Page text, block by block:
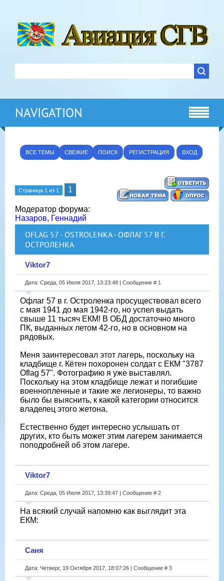
NAVIGATION
ВСЕ ТЕМЫ СВЕЖИЕ ПОИСК РЕГИСТРАЦИЯ ВХОД
Страница 1 из 1 1
Модератор форума:
Назаров, Геннадий
OFLAG 57 - OSTROLENKA - ОФЛАГ 57 В Г.
ОСТРОЛЕНКА
Viktor7
Дата: Среда, 05 Июля 2017, 13:23:48 | Сообщение # 1
Офлаг 57 в г. Остроленка просуществовал всего
с мая 1941 до мая 1942-го, но успел выдать
свыше 11 тысяч ЕКМ! В ОБД достаточно много
ПК, выданных летом 42-го, но в основном на
рядовых.
Меня заинтересовал этот лагерь, поскольку на
кладбище г. Кётен похоронен солдат с ЕКМ "3787
Oflag 57". Фотографию я уже выставлял.
Поскольку на этом кладбище лежат и погибшие
военнопленные и такие же легионеры, то важно
было бы выяснить, к какой категории относится
владелец этого жетона.
Естественно будет интересно услышать от
других, кто быть может этим лагерем занимается
поподробней об этом лагере.
Viktor7
Дата: Среда, 05 Июля 2017, 13:39:47 | Сообщение # 2
На всякий случай напомню как выглядит эта
ЕКМ:
Саня
Дата: Четверг, 19 Октября 2017, 18:07:26 | Сообщение # 3